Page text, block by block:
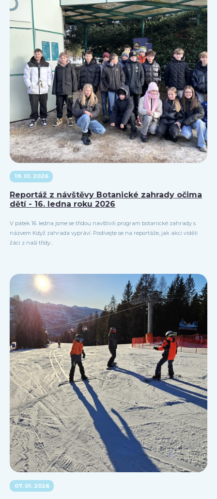
19. 01. 2026
Reportáž z návštěvy Botanické zahrady očima
dětí - 16. ledna roku 2026
V pátek 16. ledna jsme se třídou navštívili program botanické zahrady s
názvem Když zahrada vypráví. Podívejte se na reportáže, jak akci viděli
žáci z naší třídy...
07. 01. 2026